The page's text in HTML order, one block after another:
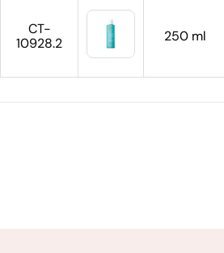
CT-
10928.2
250 ml